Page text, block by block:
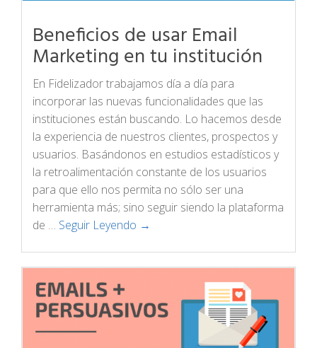
Beneficios de usar Email
Marketing en tu institución
En Fidelizador trabajamos día a día para
incorporar las nuevas funcionalidades que las
instituciones están buscando. Lo hacemos desde
la experiencia de nuestros clientes, prospectos y
usuarios. Basándonos en estudios estadísticos y
la retroalimentación constante de los usuarios
para que ello nos permita no sólo ser una
herramienta más; sino seguir siendo la plataforma
de … Seguir Leyendo →